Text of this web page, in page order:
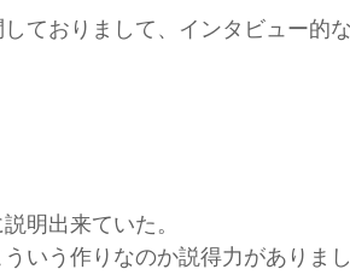
ておりまして、インタビュー的
明出来ていた。
いう作りなのか説得力がありまし